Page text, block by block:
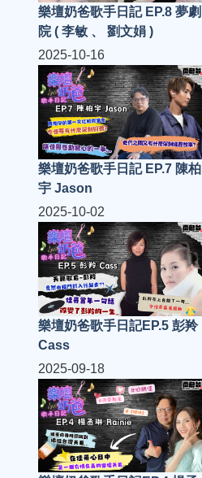
樂壇奶爸歌手日記 EP.8 夢劇
院 ( 李敏 、 劉文娟 )
2025-10-16
樂壇奶爸歌手日記 EP.7 陳柏
宇 Jason
2025-10-02
樂壇奶爸歌手日記EP.5 彭羚
Cass
2025-09-18